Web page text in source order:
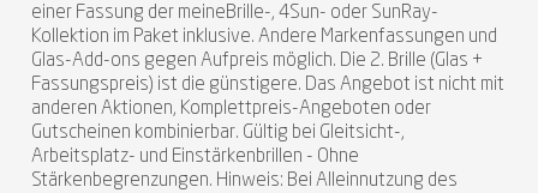
einer Fassung der meineBrille-, 4Sun- oder SunRay-
Kollektion im Paket inklusive. Andere Markenfassungen und
Glas-Add-ons gegen Aufpreis möglich. Die 2. Brille (Glas +
Fassungspreis) ist die günstigere. Das Angebot ist nicht mit
anderen Aktionen, Komplettpreis-Angeboten oder
Gutscheinen kombinierbar. Gültig bei Gleitsicht-,
Arbeitsplatz- und Einstärkenbrillen - Ohne
Stärkenbegrenzungen. Hinweis: Bei Alleinnutzung des